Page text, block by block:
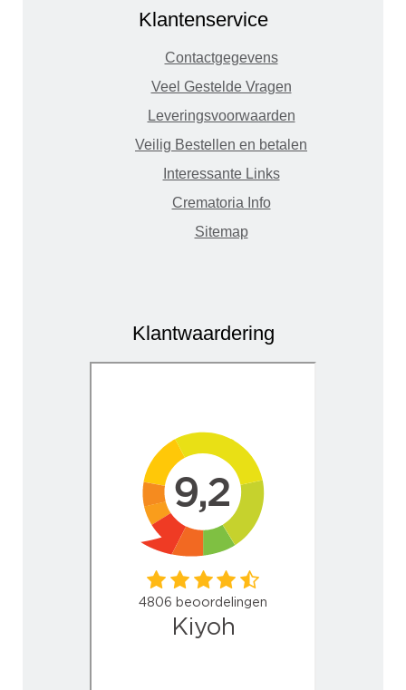
Klantenservice
Contactgegevens
Veel Gestelde Vragen
Leveringsvoorwaarden
Veilig Bestellen en betalen
Interessante Links
Crematoria Info
Sitemap
Klantwaardering